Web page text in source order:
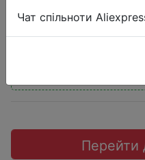
Перейти
Чат спільноти